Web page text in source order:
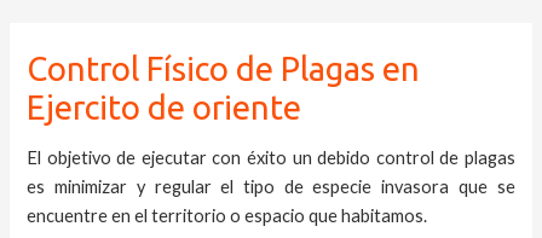
Control Físico de Plagas en
Ejercito de oriente
El objetivo de ejecutar con éxito un debido control de plagas
es minimizar y regular el tipo de especie invasora que se
encuentre en el territorio o espacio que habitamos.